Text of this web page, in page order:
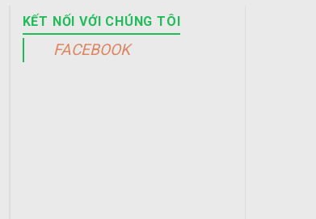
KẾT NỐI VỚI CHÚNG TÔI
FACEBOOK